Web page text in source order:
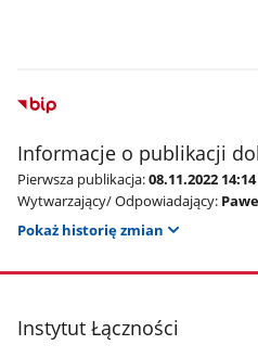
Informacje o publikacji
Pierwsza publikacja:08.11.2022
Wytwarzający/ Odpowiadający:
Pokaż historię zmian
stopka
Instytut Łączności